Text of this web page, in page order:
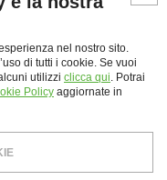
spa
nel nostro sito.
di tutti i cookie. Se vuoi
utilizzi clicca qui. Potrai
Policy aggiornate in